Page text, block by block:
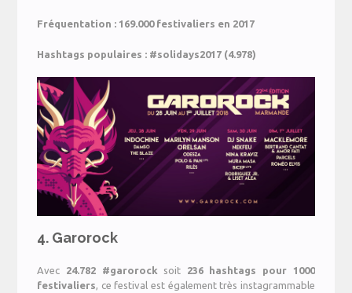
Fréquentation : 169.000 festivaliers en 2017
Hashtags populaires : #solidays2017 (4.978)
4. Garorock
Avec 24.782 #garorock soit 236 hashtags pour 1000
festivaliers, ce festival est également très instagrammable